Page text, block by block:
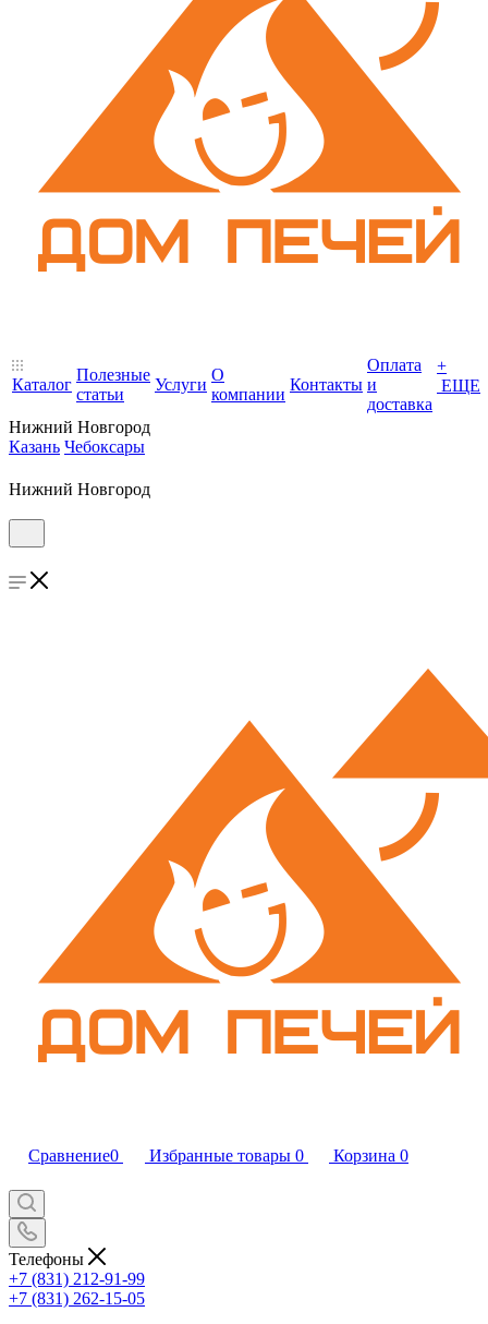
Каталог
Полезные
статьи
Услуги
О
компании
Контакты
Оплата
и
доставка
+
ЕЩЕ
Нижний Новгород
Казань Чебоксары
Нижний Новгород
Сравнение0 Избранные товары 0 Корзина 0
Телефоны
+7 (831) 212-91-99
+7 (831) 262-15-05